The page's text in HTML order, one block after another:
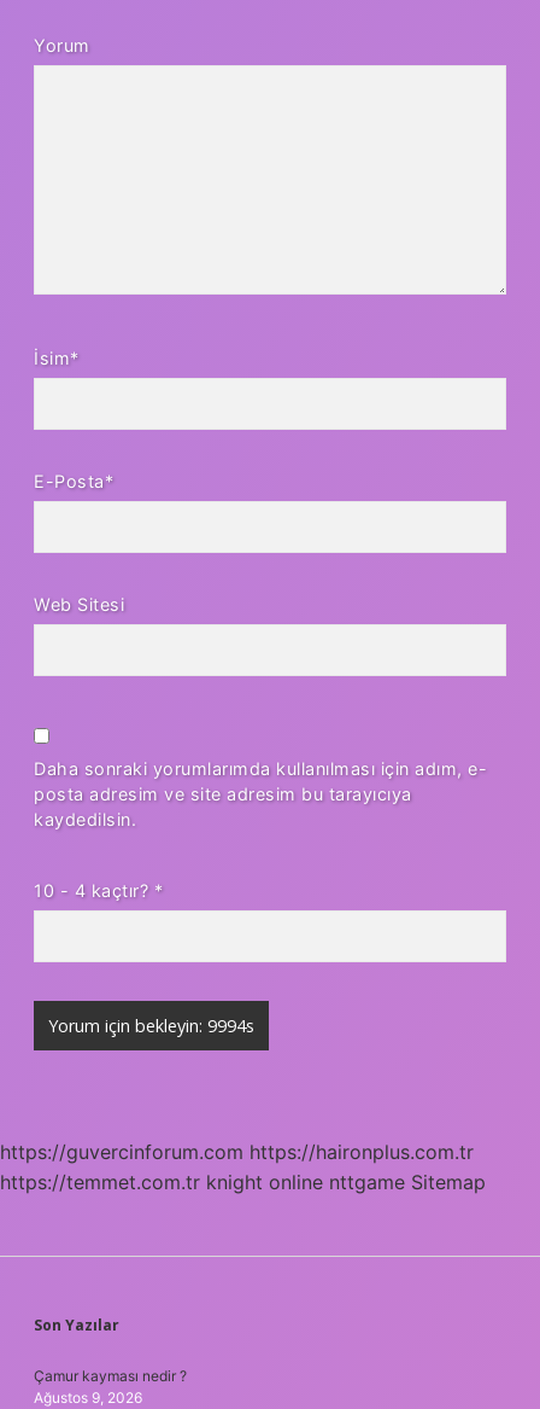
Yorum
İsim*
E-Posta*
Web Sitesi
Daha sonraki yorumlarımda kullanılması için adım, e-
posta adresim ve site adresim bu tarayıcıya
kaydedilsin.
10 - 4 kaçtır? *
https://guvercinforum.com https://haironplus.com.tr
https://temmet.com.tr knight online nttgame Sitemap
SIDEBAR
Son Yazılar
Çamur kayması nedir ?
Ağustos 9, 2026